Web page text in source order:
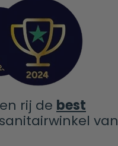
rij de best
sanitairwinkel van